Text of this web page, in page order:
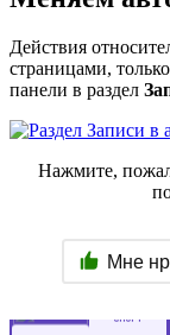
Действия
страницами,
панели в раздел
Нажмите,
Мне